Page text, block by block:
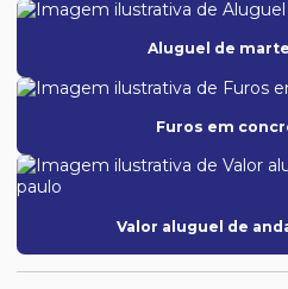
Aluguel de
Furos em
Valor aluguel de